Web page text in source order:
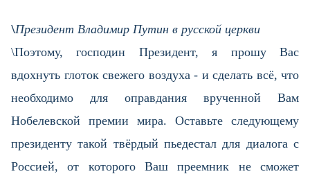
\Президент Владимир Путин в русской церкви
\Поэтому, господин Президент, я прошу Вас
вдохнуть глоток свежего воздуха - и сделать всё, что
необходимо для оправдания врученной Вам
Нобелевской премии мира. Оставьте следующему
президенту такой твёрдый пьедестал для диалога с
Россией, от которого Ваш преемник не сможет